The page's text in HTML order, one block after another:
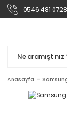
0546 481
Anasayfa